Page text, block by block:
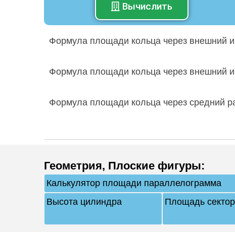
Вычислить
Формула площади кольца через внешний
Формула площади кольца через внешний
Формула площади кольца через средний
Геометрия, Плоские фигуры:
Калькулятор площади параллелограмма
Высота цилиндра
Площадь